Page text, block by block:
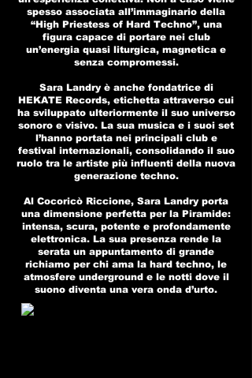
spesso associata all’immaginario della
“High Priestess of Hard Techno”, una
figura capace di portare nei club
un’energia quasi liturgica, magnetica e
senza compromessi.
Sara Landry è anche fondatrice di
HEKATE Records, etichetta attraverso cui
ha sviluppato ulteriormente il suo universo
sonoro e visivo. La sua musica e i suoi set
l’hanno portata nei principali club e
festival internazionali, consolidando il suo
ruolo tra le artiste più influenti della nuova
generazione techno.
Al Cocoricò Riccione, Sara Landry porta
una dimensione perfetta per la Piramide:
intensa, scura, potente e profondamente
elettronica. La sua presenza rende la
serata un appuntamento di grande
richiamo per chi ama la hard techno, le
atmosfere underground e le notti dove il
suono diventa una vera onda d’urto.